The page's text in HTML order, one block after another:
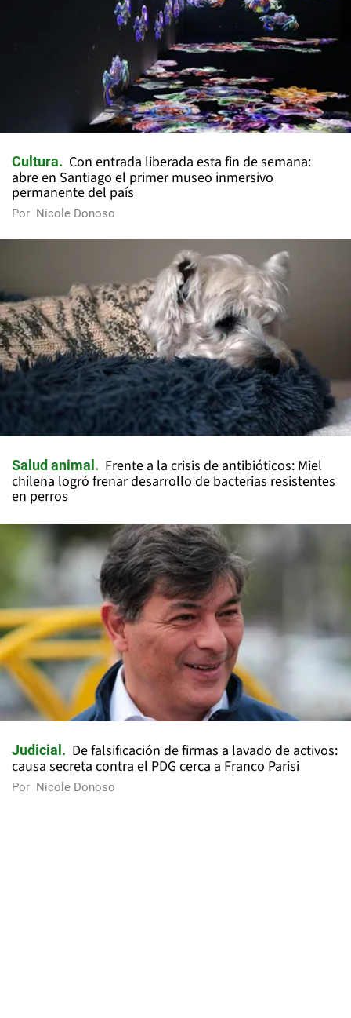
Cultura
Con entrada liberada esta fin de semana:
abre en Santiago el primer museo inmersivo
permanente del país
Por Nicole Donoso
Salud animal
Frente a la crisis de antibióticos: Miel
chilena logró frenar desarrollo de bacterias resistentes
en perros
Judicial
De falsificación de firmas a lavado de activos:
causa secreta contra el PDG cerca a Franco Parisi
Por Nicole Donoso